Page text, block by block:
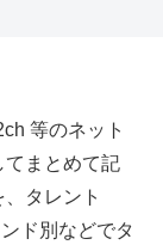
等のネット
てまとめて記
タレント
ド別などでタ